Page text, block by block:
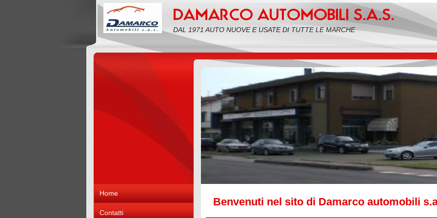
DAL 1971 AUTO NUOVE E USATE DI TUTTE LE MARCHE
Benvenuti nel sito di Damarco automobili
Home
Contatti